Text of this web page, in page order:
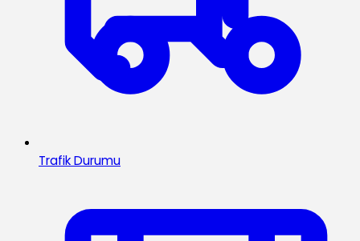
Trafik Durumu